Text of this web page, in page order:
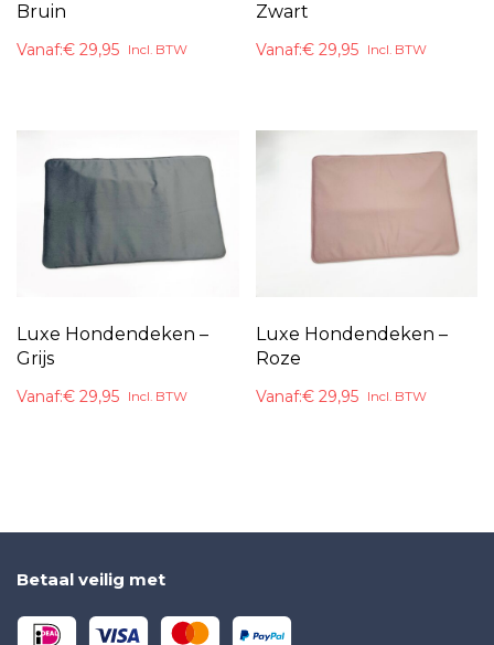
Bruin
Vanaf:€ 29,95 Incl. BTW
Zwart
Vanaf:€29,95 Incl. BTW
Luxe Hondendeken –
Grijs
Vanaf:€ 29,95 Incl. BTW
Luxe Hondendeken –
Roze
Vanaf:€29,95 Incl. BTW
Betaal veilig met